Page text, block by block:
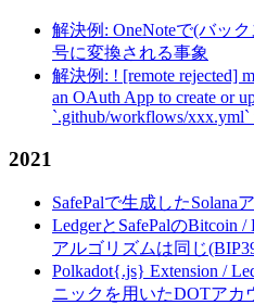
解決例: OneNoteで(バッ
号に変換される事象
解決例: ! [remote rejected]
an OAuth App to create or
`.github/workflows/
2021
SafePalで生成したSolana
LedgerとSafePalのBitcoin
アルゴリズムは同じ
Polkadot{.js} Extension /
ニックを用いたDOTアカ